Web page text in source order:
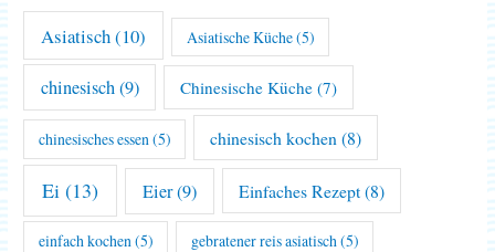
Asiatisch(10) Asiatische Küche(5)
chinesisch(9) Chinesische Küche (7)
chinesisches essen(5) chinesisch kochen (8)
Ei (13) Eier(9) Einfaches Rezept(8)
einfach kochen(5) gebratener reis asiatisch(5)